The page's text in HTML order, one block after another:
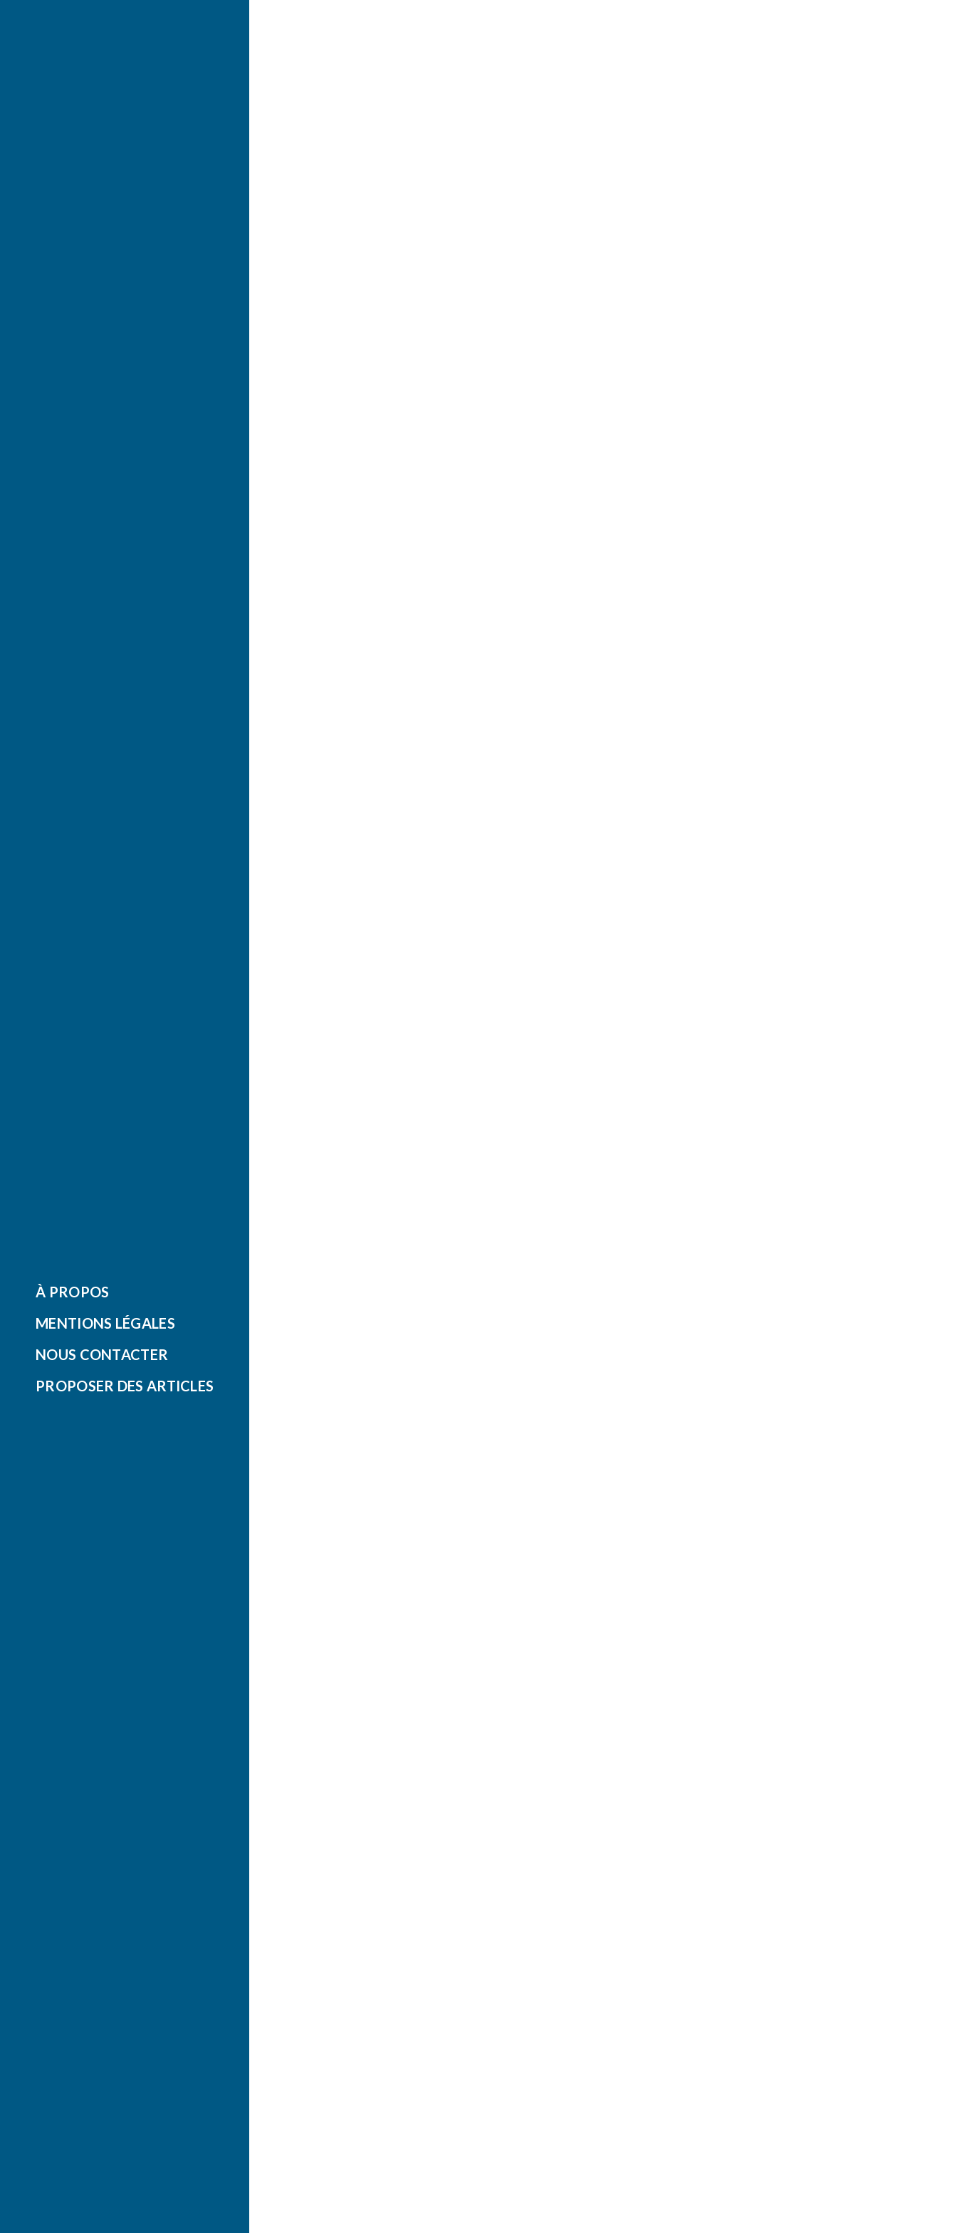
À PROPOS
MENTIONS LÉGALES
NOUS CONTACTER
PROPOSER DES ARTICLES